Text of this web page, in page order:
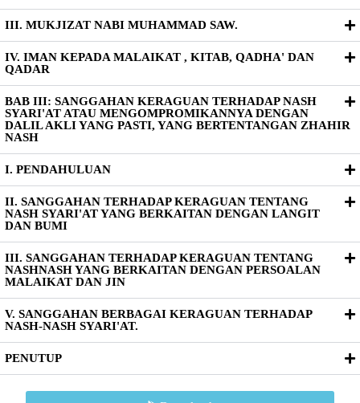
III. MUKJIZAT NABI MUHAMMAD SAW.
IV. IMAN KEPADA MALAIKAT , KITAB, QADHA' DAN
QADAR
BAB III: SANGGAHAN KERAGUAN TERHADAP NASH
SYARI'AT ATAU MENGOMPROMIKANNYA DENGAN
DALIL AKLI YANG PASTI, YANG BERTENTANGAN ZHAHIR
NASH
I. PENDAHULUAN
II. SANGGAHAN TERHADAP KERAGUAN TENTANG
NASH SYARI'AT YANG BERKAITAN DENGAN LANGIT
DAN BUMI
III. SANGGAHAN TERHADAP KERAGUAN TENTANG
NASHNASH YANG BERKAITAN DENGAN PERSOALAN
MALAIKAT DAN JIN
V. SANGGAHAN BERBAGAI KERAGUAN TERHADAP
NASH-NASH SYARI'AT.
PENUTUP